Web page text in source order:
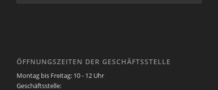
ÖFFNUNGSZEITEN DER GESCHÄFTSSTELLE
Montag bis Freitag: 10 - 12 Uhr
Geschäftsstelle: